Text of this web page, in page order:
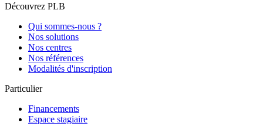
Découvrez PLB
Qui sommes-nous ?
Nos solutions
Nos centres
Nos références
Modalités d'inscription
Particulier
Financements
Espace stagiaire